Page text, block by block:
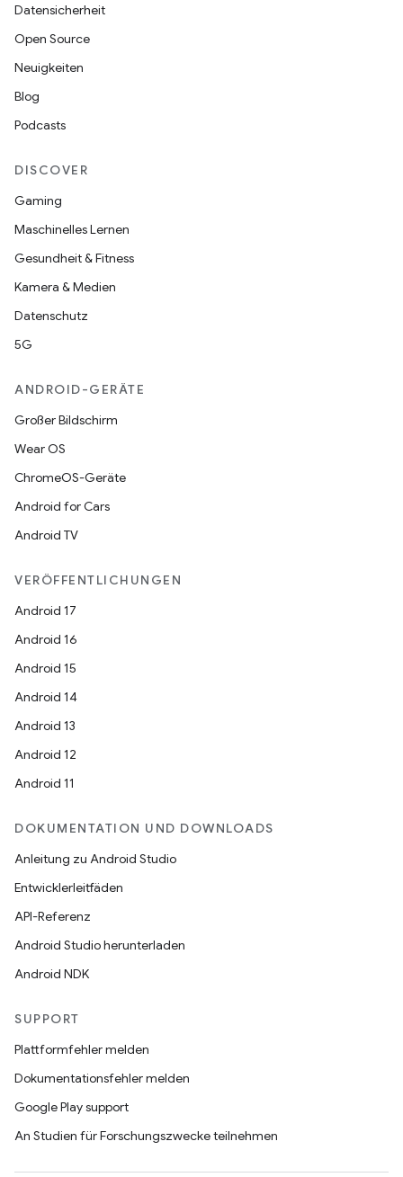
Datensicherheit
Open Source
Neuigkeiten
Blog
Podcasts
DISCOVER
Gaming
Maschinelles Lernen
Gesundheit & Fitness
Kamera & Medien
Datenschutz
5G
ANDROID-GERÄTE
Großer Bildschirm
Wear OS
ChromeOS-Geräte
Android for Cars
Android TV
VERÖFFENTLICHUNGEN
Android 17
Android 16
Android 15
Android 14
Android 13
Android 12
Android 11
DOKUMENTATION UND DOWNLOADS
Anleitung zu Android Studio
Entwicklerleitfäden
API-Referenz
Android Studio herunterladen
Android NDK
SUPPORT
Plattformfehler melden
Dokumentationsfehler melden
Google Play support
An Studien für Forschungszwecke teilnehmen